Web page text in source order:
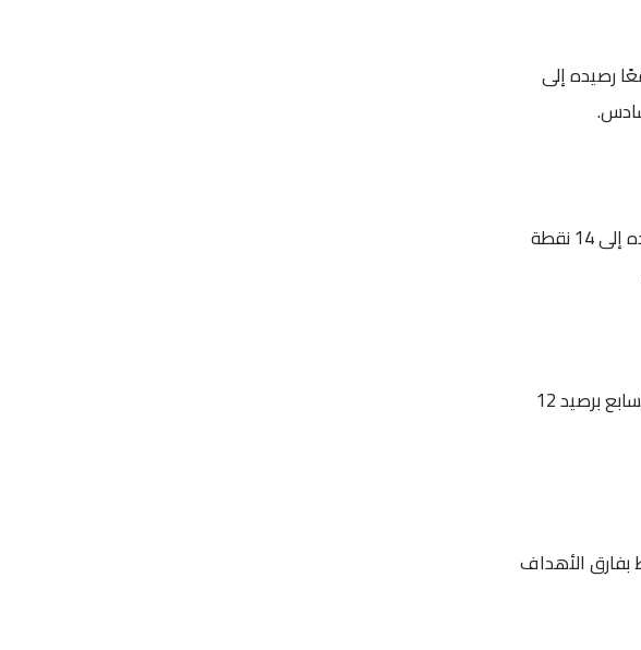
رصيده إلى
وواصل الرائد انتصاراته محققًا فوزًا على مضيفه الجبيل بنتيجة 2-0 ليرفع رصيده إلى 14 نقطة
وحقق البكيرية فوزًا ثمينًا أمام مضيفه الجندل بهدف نظيف متقدمًا للمركز السابع برصيد 12
على مضيفه العربي متقدمًا للمركز العاشر برصيد 8 نقاط بفارق الأهداف